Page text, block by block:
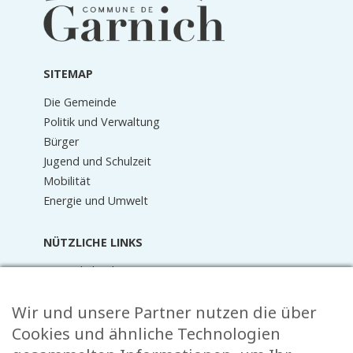
Fußzeile
SITEMAP
Die Gemeinde
Politik und Verwaltung
Bürger
Jugend und Schulzeit
Mobilität
Energie und Umwelt
NÜTZLICHE LINKS
Terminkalender
Mediathek
Raider Online
Formulare
Wir und unsere Partner nutzen die über
Cookies und ähnliche Technologien